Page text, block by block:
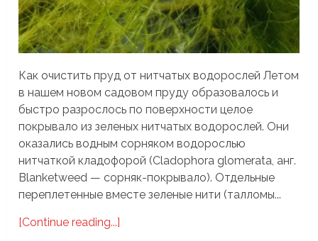
Как очистить пруд от нитчатых водорослей Летом
в нашем новом садовом пруду образовалось и
быстро разрослось по поверхности целое
покрывало из зеленых нитчатых водорослей. Они
оказались водным сорняком водорослью
нитчаткой кладофорой (Cladophora glomerata, анг.
Blanketweed — сорняк-покрывало). Отдельные
переплетенные вместе зеленые нити (талломы...
[Continue reading...]